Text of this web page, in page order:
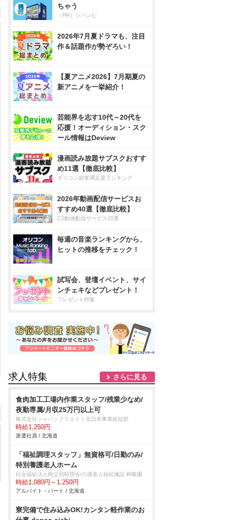
ちゃう
（PR）ジハンピ
2026年7月夏ドラマも、注目
作＆話題作が勢ぞろい！
【夏アニメ2026】7月期夏の
新アニメを一挙紹介！
芸能界を志す10代～20代を
応援！オーディション・スク
ール情報はDeview
漫画読み放題サブスクおすす
め11選【徹底比較】
オリコン顧客満足度ランキング
2026年動画配信サービスお
すすめ40選【徹底比較】
CS動画配信サービス20選
毎週の音楽ランキングから、
ヒットの推移をチェック！
試写会、登壇イベント、サイ
ンチェキなどプレゼント！
プレゼント特集
求人特集 さらに見る
食肉加工工場内作業スタッフ/残業少なめ/
夜勤専属/月収25万円以上可
株式会社ジャパンクリエイト北日本事業統括部
時給1,250円
派遣社員 / 北海道
「福祉調理スタッフ」無資格可/日勤のみ/
特別養護老人ホーム
社会福祉法人秩父別昭啓会/介護老人福祉施設 和敬園
時給1,080円～1,250円
アルバイト・パート / 北海道
寮完備で住み込みOK!カンタン軽作業のお